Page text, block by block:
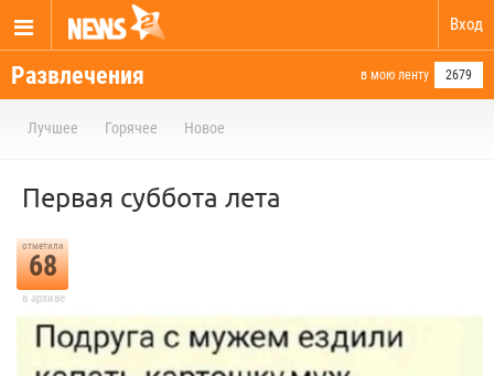
Вход
Развлечения в мою ленту 2679
Лучшее Горячее Новое
Первая суббота лета
отметили
68
в архиве